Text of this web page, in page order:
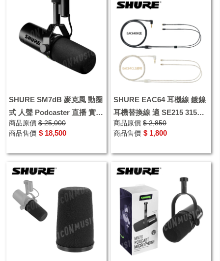
SHURE SM7dB 麥克風 動圈
式 人聲 Podcaster 直播 實況
錄音
商品原價 $ 25,000
商品售價 $ 18,500
SHURE EAC64 耳機線 鍍鎳
耳機替換線 適 SE215 315
425 535 846
商品原價 $ 2,850
商品售價 $ 1,800